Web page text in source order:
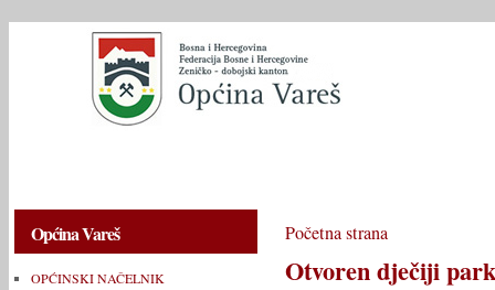
Općina Vareš
OPĆINSKI NAČELNIK
Početna strana
Otvoren dječiji park